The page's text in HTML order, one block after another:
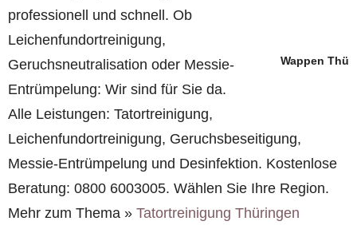
Wappen Thü
professionell und schnell. Ob
Leichenfundortreinigung,
Geruchsneutralisation oder Messie-
Entrümpelung: Wir sind für Sie da.
Alle Leistungen: Tatortreinigung,
Leichenfundortreinigung, Geruchsbeseitigung,
Messie-Entrümpelung und Desinfektion. Kostenlose
Beratung: 0800 6003005. Wählen Sie Ihre Region.
Mehr zum Thema » Tatortreinigung Thüringen